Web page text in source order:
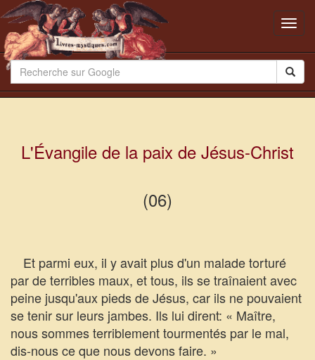
L'Évangile de la paix de Jésus-Christ
(06)
Et parmi eux, il y avait plus d'un malade torturé
par de terribles maux, et tous, ils se traînaient avec
peine jusqu'aux pieds de Jésus, car ils ne pouvaient
se tenir sur leurs jambes. Ils lui dirent: « Maître,
nous sommes terriblement tourmentés par le mal,
dis-nous ce que nous devons faire. »